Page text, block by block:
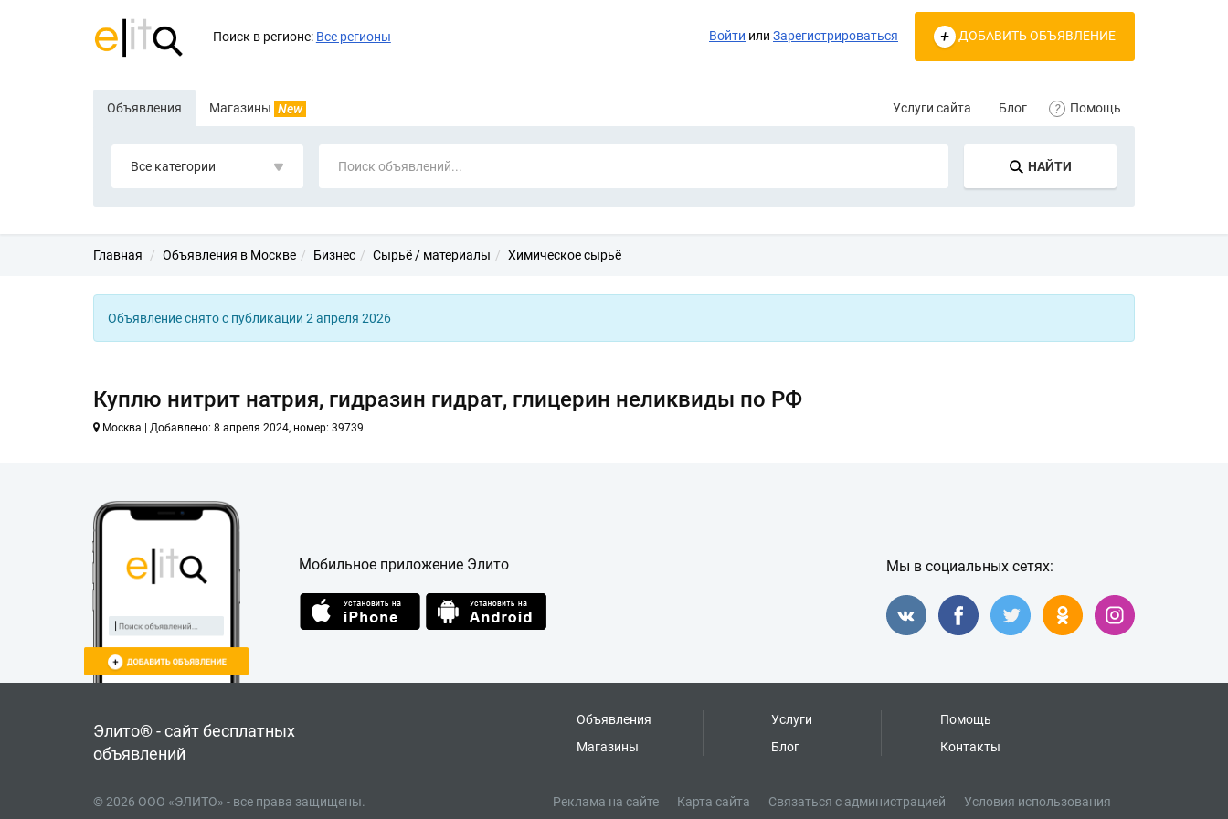
Поиск в регионе: Все регионы Войти или Зарегистрироваться ДОБАВИТЬ ОБЪЯВЛЕНИЕ
Объявления Магазины New Услуги сайта Блог Помощь
Все категории НАЙТИ
Главная Объявления в Москве Бизнес Сырьё / материалы Химическое сырьё
Объявление снято с публикации 2 апреля 2026
Куплю нитрит натрия, гидразин гидрат, глицерин неликвиды по РФ
Москва | Добавлено: 8 апреля 2024, номер: 39739
Мобильное приложение Элито Мы в социальных сетях:
Элито® - сайт бесплатных
объявлений
Объявления
Магазины
Услуги
Блог
Помощь
Контакты
© 2026 ООО «ЭЛИТО» - все права защищены. Реклама на сайте Карта сайта Связаться с администрацией Условия использования